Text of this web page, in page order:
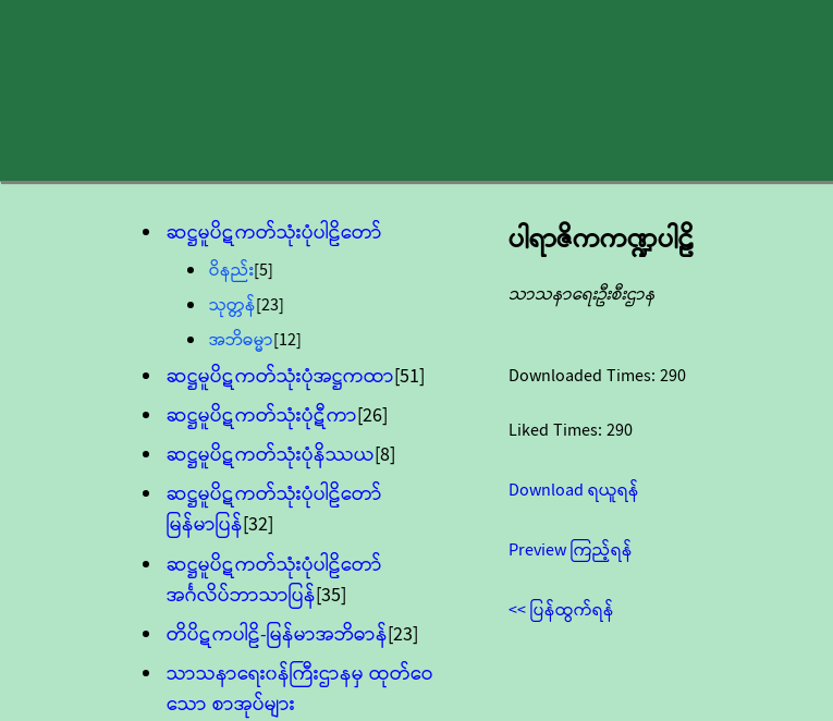
ဆဋ္ဌမူပိဋကတ်သုံးပုံပါဠိတော်
ဝိနည်း[5]
သုတ္တန်[23]
အဘိဓမ္မာ[12]
ဆဋ္ဌမူပိဋကတ်သုံးပုံအဋ္ဌကထာ[51]
ဆဋ္ဌမူပိဋကတ်သုံးပုံဋီကာ[26]
ဆဋ္ဌမူပိဋကတ်သုံးပုံနိဿယ[8]
ဆဋ္ဌမူပိဋကတ်သုံးပုံပါဠိတော်
မြန်မာပြန်[32]
ဆဋ္ဌမူပိဋကတ်သုံးပုံပါဠိတော်
အင်္ဂလိပ်ဘာသာပြန်[35]
တိပိဋကပါဠိ-မြန်မာအဘိဓာန်[23]
သာသနာရေး၀န်ကြီးဌာနမှ ထုတ်ဝေ
သော စာအုပ်များ
ပါရာဇိကကဏ္ဍပါဠိ
သာသနာရေးဦးစီးဌာန
Downloaded Times: 290
Liked Times: 290
Download ရယူရန်
Preview ကြည့်ရန်
<< ပြန်ထွက်ရန်